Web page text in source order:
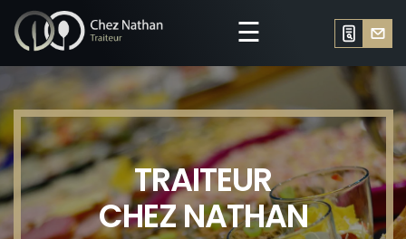
☰
TRAITEUR
CHEZ NATHAN